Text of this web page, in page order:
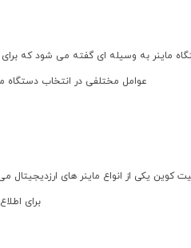
ماینر به وسیله ای گفته می شود که
عوامل مختلفی در انتخاب دستگاه
کوین یکی از انواع ماینر های
برای اطلاع